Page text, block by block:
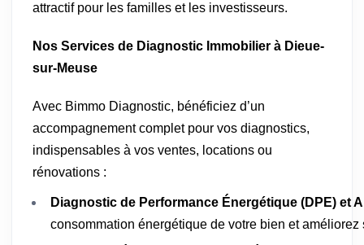
attractif pour les familles et les investisseurs.
Nos Services de Diagnostic Immobilier à Dieue-
sur-Meuse
Avec Bimmo Diagnostic, bénéficiez d’un
accompagnement complet pour vos diagnostics,
indispensables à vos ventes, locations ou
rénovations :
Diagnostic de Performance Énergétique (DPE) et
consommation énergétique de votre bien et améliorez